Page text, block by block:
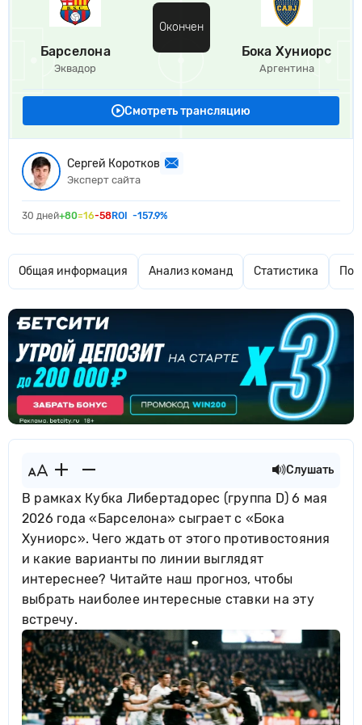
Барселона
Эквадор
Окончен
Бока Хуниорс
Аргентина
Смотреть трансляцию
Сергей Коротков
Эксперт сайта
30 дней+80=16-58ROI -157.9%
Общая информация Анализ команд Статистика
Слушать
В рамках Кубка Либертадорес (группа D) 6 мая
2026 года «Барселона» сыграет с «Бока
Хуниорс». Чего ждать от этого противостояния
и какие варианты по линии выглядят
интереснее? Читайте наш прогноз, чтобы
выбрать наиболее интересные ставки на эту
встречу.